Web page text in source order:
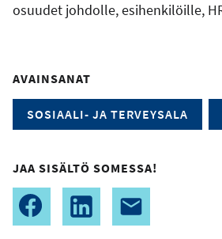
osuudet johdolle, esihenkilöille,
AVAINSANAT
SOSIAALI- JA TERVEYSALA
JAA SISÄLTÖ SOMESSA!